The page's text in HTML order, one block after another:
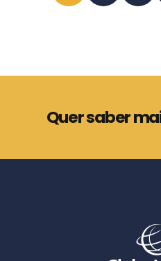
Quer saber